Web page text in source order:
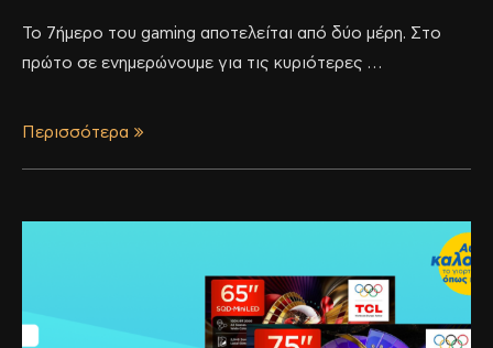
Το 7ήμερο του gaming αποτελείται από δύο μέρη. Στο
πρώτο σε ενημερώνουμε για τις κυριότερες …
Περισσότερα